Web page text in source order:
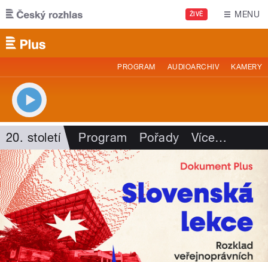
Přejít k hlavnímu obsahu
ŽIVĚ MENU
PROGRAM AUDIOARCHIV KAMERY
20. století Program Pořady Více…